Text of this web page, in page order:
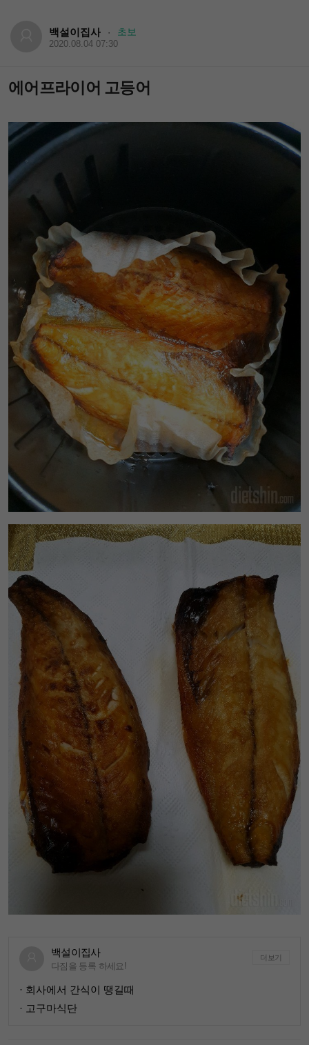
백설이집사 · 초보
2020.08.04 07:30
에어프라이어 고등어
백설이집사
다짐을 등록 하세요!
더보기
· 회사에서 간식이 땡길때
· 고구마식단